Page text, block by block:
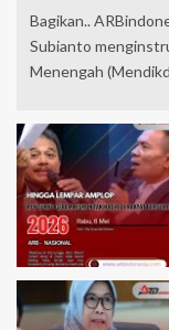
Bagikan..
Subianto
Menengah